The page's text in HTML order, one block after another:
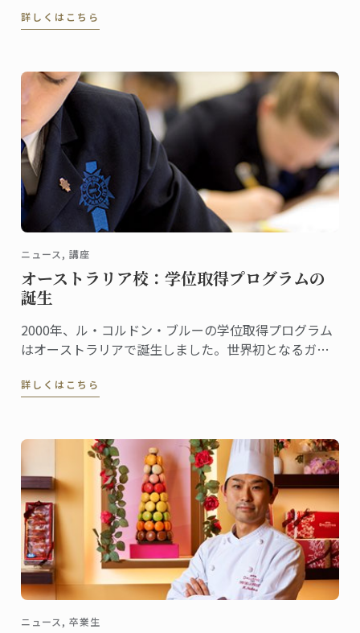
しました。
詳しくはこちら
ニュース, 講座
オーストラリア校：学位取得プログラムの
誕生
2000年、ル・コルドン・ブルーの学位取得プログラム
はオーストラリアで誕生しました。世界初となるガス
詳しくはこちら
ニュース, 卒業生